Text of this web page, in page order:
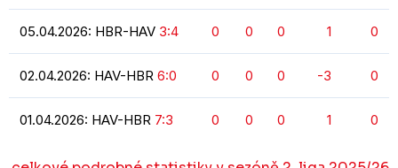
05.04.2026: HBR-HAV 3:4 0 0 0 1 0
02.04.2026: HAV-HBR 6:0 0 0 0 -3 0
01.04.2026: HAV-HBR 7:3 0 0 0 1 0